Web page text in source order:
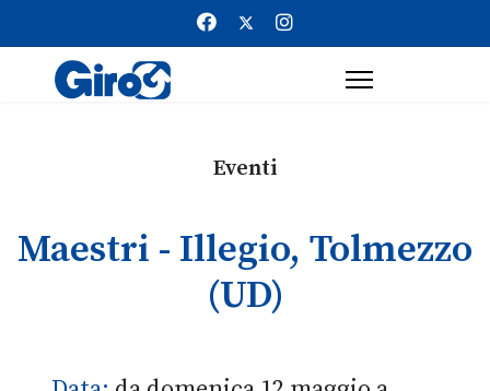
Eventi
Maestri - Illegio, Tolmezzo
(UD)